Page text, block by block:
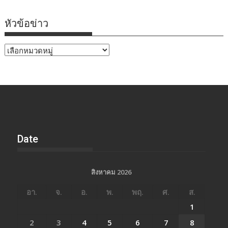
หัวข้อข่าว
หัวข้อ
Date
สิงหาคม 2026
อา. จ. อ. พ. พฤ. ศ.
ส.
1
2
3 4 5 6 7
8